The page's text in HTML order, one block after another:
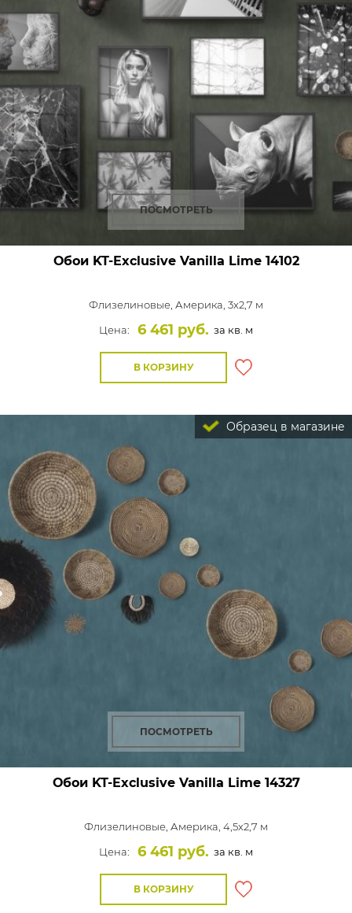
ПОСМОТРЕТЬ
Обои KT-Exclusive Vanilla Lime14102
Флизелиновые, Америка, 3x2,7 м
Цена:
6 461 руб. за кв. м
В КОРЗИНУ
Образец в магазине
ПОСМОТРЕТЬ
Обои KT-Exclusive Vanilla Lime14327
Флизелиновые, Америка, 4,5x2,7 м
Цена:
6 461 руб. за кв. м
В КОРЗИНУ